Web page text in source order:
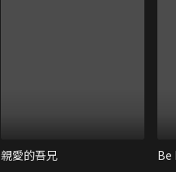
親愛的吾兄